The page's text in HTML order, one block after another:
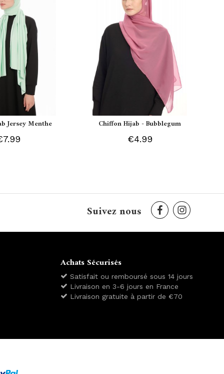
Jersey Menthe Chiffon Hijab - Bubblegum
€4.99
Suivez nous
Achats Sécurisés
Satisfait ou remboursé sous 14 jours
Livraison en 3-6 jours en France
Livraison gratuite à partir de €70